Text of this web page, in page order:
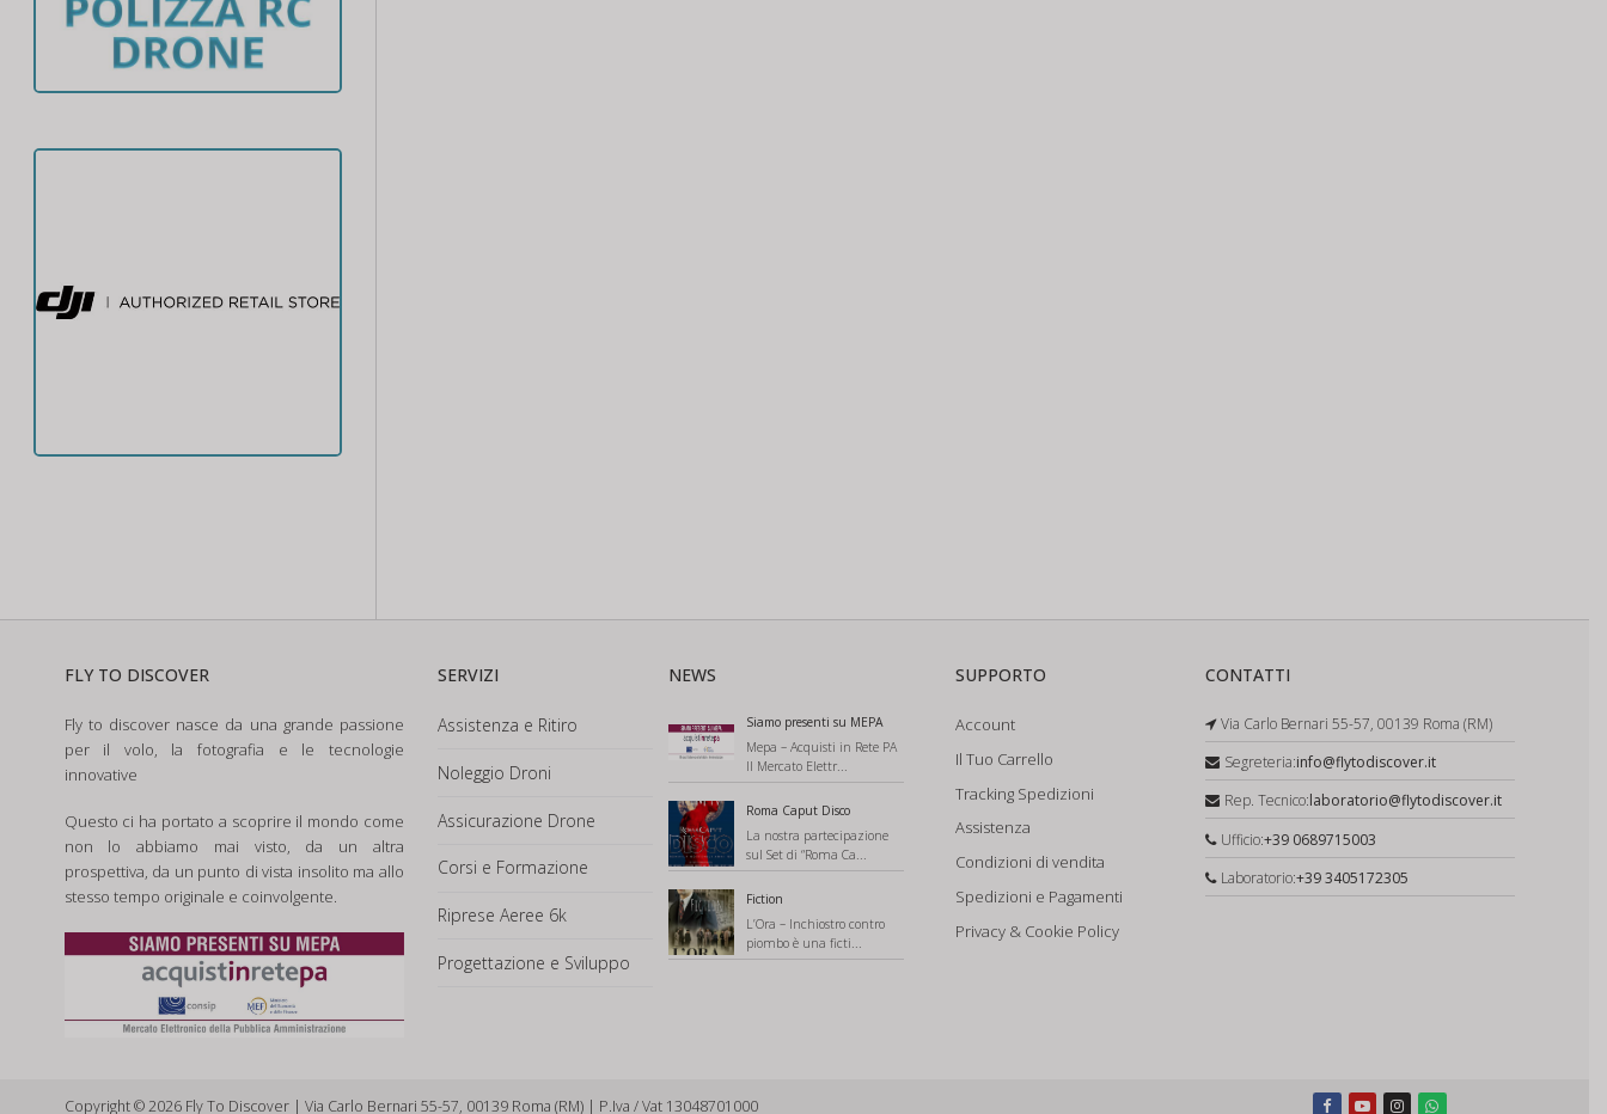
FLY TO DISCOVER
Fly to discover nasce da una grande passione
per il volo, la fotografia e le tecnologie
innovative
Questo ci ha portato a scoprire il mondo come
non lo abbiamo mai visto, da un altra
prospettiva, da un punto di vista insolito ma allo
stesso tempo originale e coinvolgente.
SERVIZI
Assistenza e Ritiro
Noleggio Droni
Assicurazione Drone
Corsi e Formazione
Riprese Aeree 6k
Progettazione e Sviluppo
NEWS
Siamo presenti su MEPA
Mepa – Acquisti in Rete PA
Il Mercato Elettr...
Roma Caput Disco
La nostra partecipazione
sul Set di “Roma Ca...
Fiction
L’Ora – Inchiostro contro
piombo è una ficti...
SUPPORTO
Account
Il Tuo Carrello
Tracking Spedizioni
Assistenza
Condizioni di vendita
Spedizioni e Pagamenti
Privacy & Cookie Policy
CONTATTI
Via Carlo Bernari 55-57, 00139 Roma (RM)
Segreteria:info@flytodiscover.it
Rep. Tecnico:laboratorio@flytodiscover.it
Ufficio:+39 0689715003
Laboratorio:+39 3405172305
Copyright © 2026 Fly To Discover | Via Carlo Bernari 55-57, 00139 Roma (RM) | P.Iva / Vat 13048701000